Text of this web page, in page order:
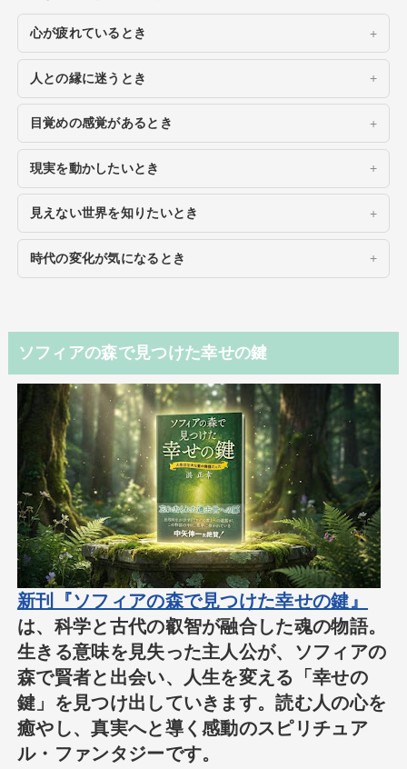
心が疲れているとき
人との縁に迷うとき
目覚めの感覚があるとき
現実を動かしたいとき
見えない世界を知りたいとき
時代の変化が気になるとき
ソフィアの森で見つけた幸せの鍵
新刊『ソフィアの森で見つけた幸せの鍵』
は、科学と古代の叡智が融合した魂の物語。
生きる意味を見失った主人公が、ソフィアの
森で賢者と出会い、人生を変える「幸せの
鍵」を見つけ出していきます。読む人の心を
癒やし、真実へと導く感動のスピリチュア
ル・ファンタジーです。